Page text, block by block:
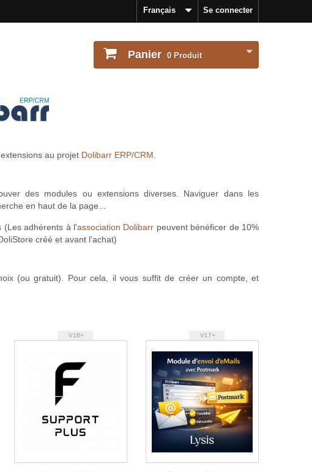
Se connecter
Français
Panier 0 Produit
au projet Dolibarr ERP/CRM
des modules ou extensions diverses. Naviguer dans les
en haut de la page...
(Les adhérents à l'association Dolibarr peuvent bénéficer de 10%
créé et avant l'achat)
(ou gratuit). Pour cela, il vous suffit de créer un compte, et
V18+ V17+